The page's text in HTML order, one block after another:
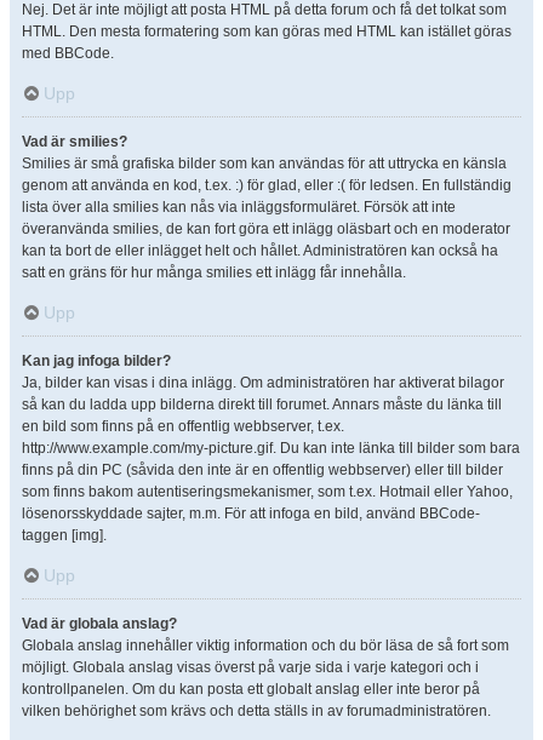
Nej. Det är inte möjligt att posta HTML på detta forum och få det tolkat som
HTML. Den mesta formatering som kan göras med HTML kan istället göras
med BBCode.
Upp
Vad är smilies?
Smilies är små grafiska bilder som kan användas för att uttrycka en känsla
genom att använda en kod, t.ex. :) för glad, eller :( för ledsen. En fullständig
lista över alla smilies kan nås via inläggsformuläret. Försök att inte
överanvända smilies, de kan fort göra ett inlägg oläsbart och en moderator
kan ta bort de eller inlägget helt och hållet. Administratören kan också ha
satt en gräns för hur många smilies ett inlägg får innehålla.
Upp
Kan jag infoga bilder?
Ja, bilder kan visas i dina inlägg. Om administratören har aktiverat bilagor
så kan du ladda upp bilderna direkt till forumet. Annars måste du länka till
en bild som finns på en offentlig webbserver, t.ex.
http://www.example.com/my-picture.gif. Du kan inte länka till bilder som bara
finns på din PC (såvida den inte är en offentlig webbserver) eller till bilder
som finns bakom autentiseringsmekanismer, som t.ex. Hotmail eller Yahoo,
lösenorsskyddade sajter, m.m. För att infoga en bild, använd BBCode-
taggen [img].
Upp
Vad är globala anslag?
Globala anslag innehåller viktig information och du bör läsa de så fort som
möjligt. Globala anslag visas överst på varje sida i varje kategori och i
kontrollpanelen. Om du kan posta ett globalt anslag eller inte beror på
vilken behörighet som krävs och detta ställs in av forumadministratören.